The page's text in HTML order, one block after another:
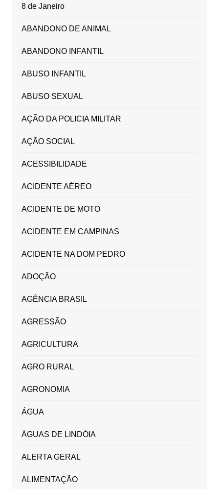
8 de Janeiro
ABANDONO DE ANIMAL
ABANDONO INFANTIL
ABUSO INFANTIL
ABUSO SEXUAL
AÇÃO DA POLICIA MILITAR
AÇÃO SOCIAL
ACESSIBILIDADE
ACIDENTE AÉREO
ACIDENTE DE MOTO
ACIDENTE EM CAMPINAS
ACIDENTE NA DOM PEDRO
ADOÇÃO
AGÊNCIA BRASIL
AGRESSÃO
AGRICULTURA
AGRO RURAL
AGRONOMIA
ÁGUA
ÁGUAS DE LINDÓIA
ALERTA GERAL
ALIMENTAÇÃO